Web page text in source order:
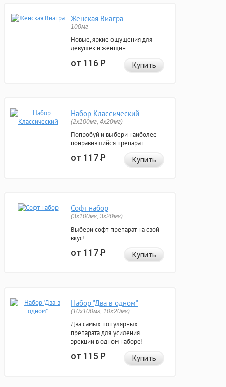
Женская Виагра
100мг
Новые, яркие ощущения для
девушек и женщин.
от 116Р Купить
Набор Классический
(2x100мг, 4x20мг)
Попробуй и выбери наиболее
понравившийся препарат.
от 117Р Купить
Софт набор
(3x100мг, 3x20мг)
Выбери софт-препарат на свой
вкус!
от 117Р Купить
Набор "Два в одном"
(10x100мг, 10x20мг)
Два самых популярных
препарата для усиления
эрекции в одном наборе!
от 115Р Купить